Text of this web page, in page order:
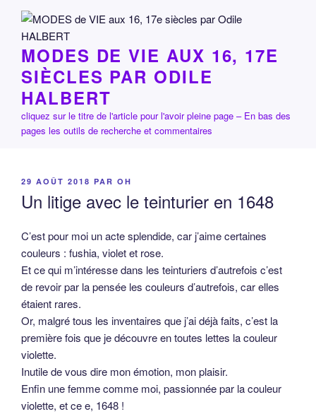
contenu
principalMODES DE VIE AUX 16, 17E
SIÈCLES PAR ODILE
HALBERT
cliquez sur le titre de l'article pour l'avoir pleine page – En bas des
pages les outils de recherche et commentaires
PUBLIÉ
29 AOÛT 2018 PAR OH
Un litige avec le teinturier en 1648
C’est pour moi un acte splendide, car j’aime certaines
couleurs : fushia, violet et rose.
Et ce qui m’intéresse dans les teinturiers d’autrefois c’est
de revoir par la pensée les couleurs d’autrefois, car elles
étaient rares.
Or, malgré tous les inventaires que j’ai déjà faits, c’est la
première fois que je découvre en toutes lettes la couleur
violette.
Inutile de vous dire mon émotion, mon plaisir.
Enfin une femme comme moi, passionnée par la couleur
violette, et ce e, 1648 !